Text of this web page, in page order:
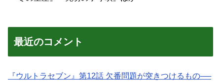
最近のコメント
『ウルトラセブン』第12話 欠番問題が突きつけるもの──